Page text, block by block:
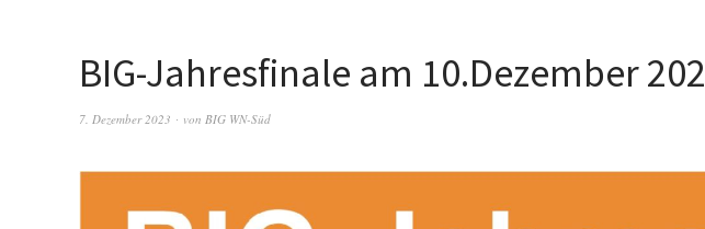
BIG-Jahresfinale am 10.Dezember
7. Dezember 2023 von BIG WN-Süd